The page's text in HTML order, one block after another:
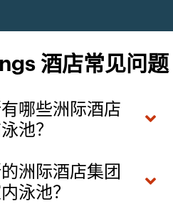
酒店常见问题
哪些洲际酒店
池？
洲际酒店集团
泳池？